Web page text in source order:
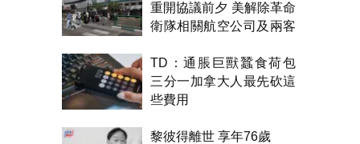
重開協議前夕 美解除革命
衛隊相關航空公司及兩客
TD：通脹巨獸蠶食荷包
三分一加拿大人最先砍這
些費用
黎彼得離世 享年76歲